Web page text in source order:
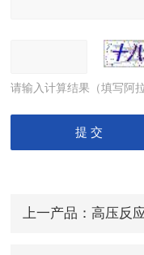
请输入计算结果（填写阿
上一产品： 高压反